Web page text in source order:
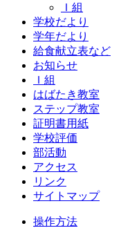
Ｉ組
学校だより
学年だより
給食献立表など
お知らせ
Ｉ組
はばたき教室
ステップ教室
証明書用紙
学校評価
部活動
アクセス
リンク
サイトマップ
操作方法